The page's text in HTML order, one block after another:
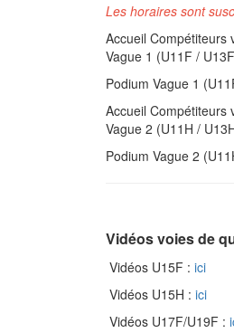
Les horaires sont
Accueil Compétiteurs
Vague 1 (U11F /
Podium Vague 1
Accueil Compétiteurs
Vague 2 (U11H /
Podium Vague 2
Vidéos voies de
Vidéos U15F : ici
Vidéos U15H : ici
Vidéos U17F/U19F :